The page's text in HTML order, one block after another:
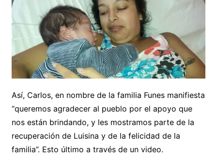
Así, Carlos, en nombre de la familia Funes manifiesta
“queremos agradecer al pueblo por el apoyo que
nos están brindando, y les mostramos parte de la
recuperación de Luisina y de la felicidad de la
familia”. Esto último a través de un video.